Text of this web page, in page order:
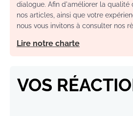
dialogue. Afin d'améliorer la qualité
nos articles, ainsi que votre
nous vous invitons à consulter nos
Lire notre charte
VOS